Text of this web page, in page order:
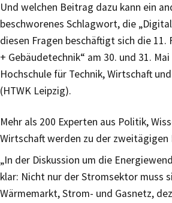
Und welchen Beitrag dazu kann ein
beschworenes Schlagwort, die
diesen Fragen beschäftigt sich die 11.
+ Gebäudetechnik“ am 30. und 31.
Hochschule für Technik, Wirtschaft
(HTWK Leipzig).
Mehr als 200 Experten aus Politik,
Wirtschaft werden zu der
„In der Diskussion um die
klar: Nicht nur der Stromsektor muss
Wärmemarkt, Strom- und Gasnetz,